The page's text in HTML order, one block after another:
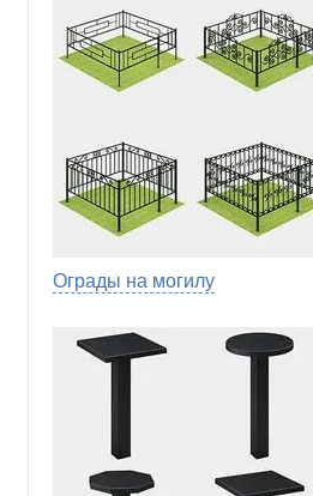
Ограды на могилу